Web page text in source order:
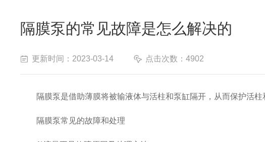
隔膜泵的常见故障是怎么解决的
更新时间：2023-03-14 点击次数：4902
隔膜泵是借助薄膜将被输液体与活柱和泵缸隔开，从而保护活柱
隔膜泵常见的故障和处理